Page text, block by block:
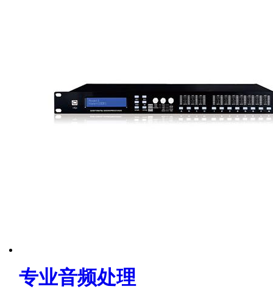
专业音频处理